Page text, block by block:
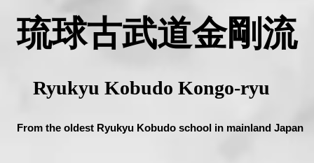
​琉球古武道金剛流
Ryukyu Kobudo Kongo-ryu
From the oldest Ryukyu Kobudo school in mainland Japan